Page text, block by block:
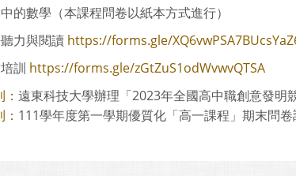
的數學（本課程問卷以紙本方式進行）
力與閱讀 https://forms.gle/
訓 https://forms.gle/zGtZuS1odWvwvQTSA
遠東科技大學辦理「2023年全國高中職創意發明
111學年度第一學期優質化「高一課程」期末問卷